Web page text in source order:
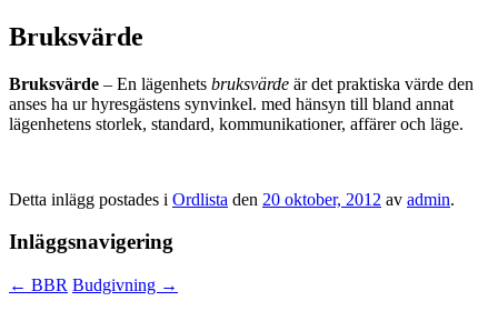
Bruksvärde
Bruksvärde – En lägenhets bruksvärde är det praktiska värde den
anses ha ur hyresgästens synvinkel. med hänsyn till bland annat
lägenhetens storlek, standard, kommunikationer, affärer och läge.
Detta inlägg postades i Ordlista den 20 oktober, 2012 av admin.
Inläggsnavigering
← BBR Budgivning →